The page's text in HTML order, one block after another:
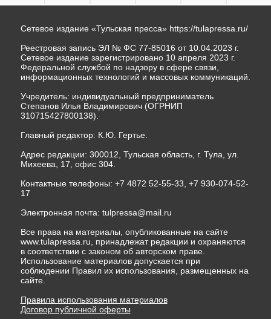
Сетевое издание «Тульская пресса» https://tulapressa.ru/
Реестровая запись ЭЛ № ФС 77-85016 от 10.04.2023 г.
Сетевое издание зарегистрировано 10 апреля 2023 г.
Федеральной службой по надзору в сфере связи,
информационных технологий и массовых коммуникаций.
Учредитель: индивидуальный предприниматель
Степанов Илья Владимирович (ОГРНИП
310715427800138).
Главный редактор: К.Ю. Гертье.
Адрес редакции: 300012, Тульская область, г. Тула, ул.
Михеева, 17, офис 304.
Контактные телефоны: +7 4872 52-55-33, +7 930-074-52-
17
Электронная почта: tulpressa@mail.ru
Все права на материалы, опубликованные на сайте
www.tulapressa.ru, принадлежат редакции и охраняются
в соответствии с законом об авторском праве.
Использование материалов допускается при
соблюдении Правил их использования, размещенных на
сайте.
Правила использования материалов
Договор публичной оферты